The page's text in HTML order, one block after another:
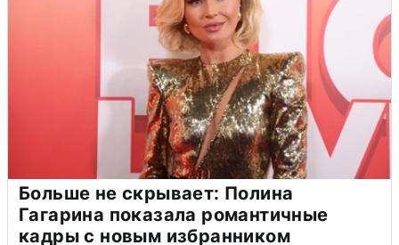
Больше не скрывает: Полина
Гагарина показала романтичные
кадры с новым избранником